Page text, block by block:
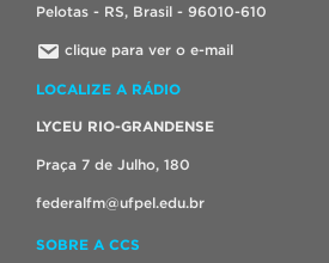
Pelotas - RS, Brasil - 96010-610
clique para ver o e-mail
LOCALIZE A RÁDIO
LYCEU RIO-GRANDENSE
Praça 7 de Julho, 180
federalfm@ufpel.edu.br
SOBRE A CCS